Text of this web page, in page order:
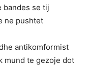
bandes se tij
ne pushtet
antikomformist
mund te gezoje dot